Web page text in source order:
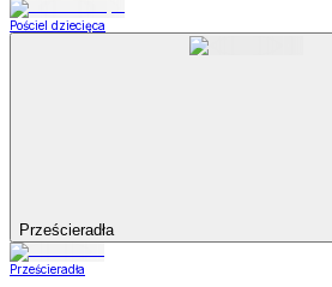
Pościel dziecięca
Prześcieradła
Prześcieradła